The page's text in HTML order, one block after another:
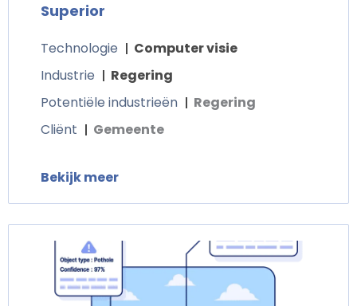
Superior
Technologie
Computer visie
Industrie
Regering
Potentiële industrieën
Regering
Cliënt
Gemeente
Bekijk meer